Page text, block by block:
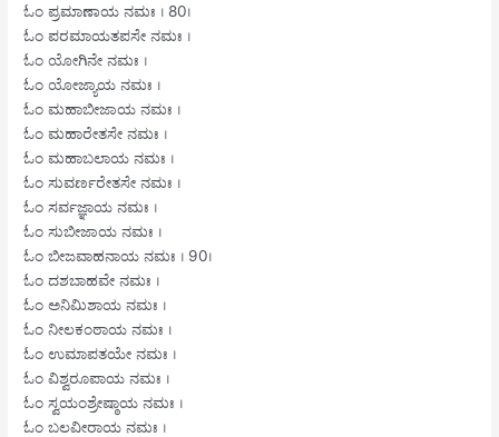
ಓಂ ಪ್ರಮಾಣಾಯ ನಮಃ । 80।
ಓಂ ಪರಮಾಯತಪಸೇ ನಮಃ ।
ಓಂ ಯೋಗಿನೇ ನಮಃ ।
ಓಂ ಯೋಜ್ಯಾಯ ನಮಃ ।
ಓಂ ಮಹಾಬೀಜಾಯ ನಮಃ ।
ಓಂ ಮಹಾರೇತಸೇ ನಮಃ ।
ಓಂ ಮಹಾಬಲಾಯ ನಮಃ ।
ಓಂ ಸುವರ್ಣರೇತಸೇ ನಮಃ ।
ಓಂ ಸರ್ವಜ್ಞಾಯ ನಮಃ ।
ಓಂ ಸುಬೀಜಾಯ ನಮಃ ।
ಓಂ ಬೀಜವಾಹನಾಯ ನಮಃ । 90।
ಓಂ ದಶಬಾಹವೇ ನಮಃ ।
ಓಂ ಅನಿಮಿಶಾಯ ನಮಃ ।
ಓಂ ನೀಲಕಂಠಾಯ ನಮಃ ।
ಓಂ ಉಮಾಪತಯೇ ನಮಃ ।
ಓಂ ವಿಶ್ವರೂಪಾಯ ನಮಃ ।
ಓಂ ಸ್ವಯಂಶ್ರೇಷ್ಠಾಯ ನಮಃ ।
ಓಂ ಬಲವೀರಾಯ ನಮಃ ।